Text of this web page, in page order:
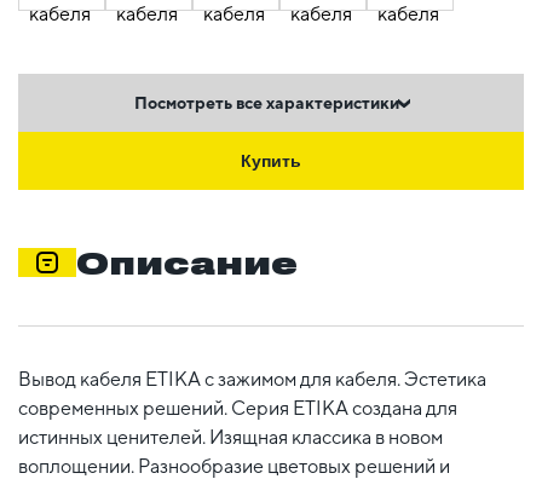
Посмотреть все характеристики
Купить
Описание
Вывод кабеля ETIKA с зажимом для кабеля. Эстетика
современных решений. Серия ETIKA создана для
истинных ценителей. Изящная классика в новом
воплощении. Разнообразие цветовых решений и